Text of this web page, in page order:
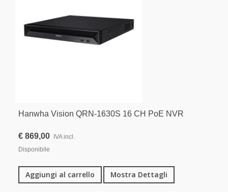
Hanwha Vision QRN-1630S 16 CH PoE NVR
€ 869,00
IVA incl.
Disponibile
Aggiungi al carrello Mostra Dettagli